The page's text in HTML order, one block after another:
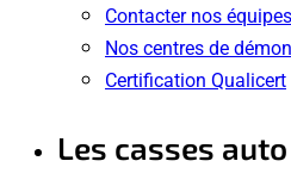
Contacter nos équipes
Nos centres de
Certification Qualicert
Les casses